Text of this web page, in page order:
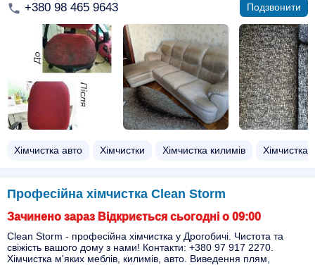
+380 98 465 9643 Подзвонити
Хімчистка авто Хімчистки Хімчистка килимів Хімчистка
Професійна хімчистка Clean Storm
Зачинено зараз Відкриється сьогодні о 09:00
Clean Storm - професійна хімчистка у Дрогобичі. Чистота та
свіжість вашого дому з нами! Контакти: +380 97 917 2270.
Хімчистка м'яких меблів, килимів, авто. Виведення плям,